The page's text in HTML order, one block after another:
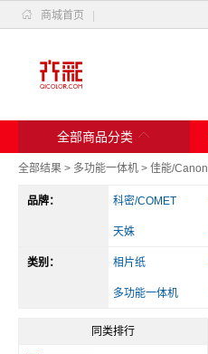
 商城首页
全部商品分类 
全部结果 > 多功能一体机 > 佳能/Canon
品牌： 科密/COMET
天姝
斑马
爱立熊
类别： 相片纸
多功能一体机
其他电脑配件
同类排行